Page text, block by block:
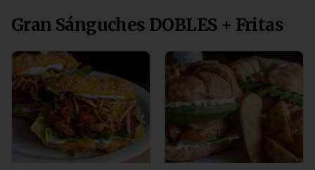
Gran Sánguches DOBLES + Fritas